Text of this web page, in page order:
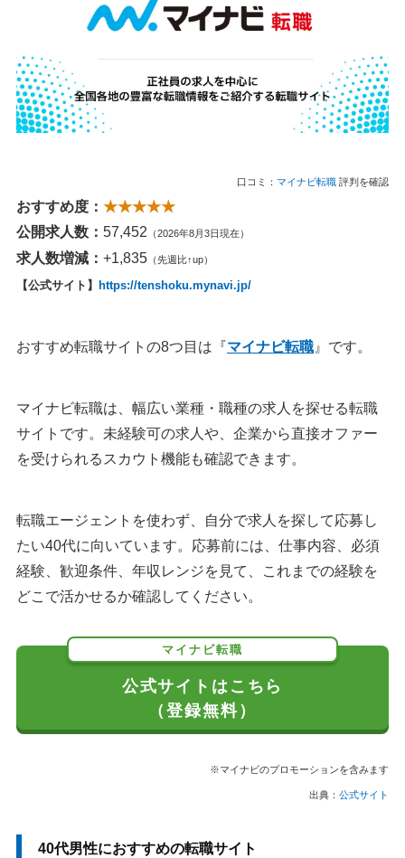
口コミ： マイナビ転職 評判を確認
おすすめ度： ★★★★★
公開求人数： 57,452 （2026年8月3日現在）
求人数増減： +1,835 （先週比↑up）
【公式サイト】 https://tenshoku.mynavi.jp/
おすすめ転職サイトの8つ目は『マイナビ転職 』です。
マイナビ転職は、幅広い業種・職種の求人を探せる転職
サイトです。未経験可の求人や、企業から直接オファー
を受けられるスカウト機能も確認できます。
転職エージェントを使わず、自分で求人を探して応募し
たい40代に向いています。応募前には、仕事内容、必須
経験、歓迎条件、年収レンジを見て、これまでの経験を
どこで活かせるか確認してください。
マイナビ転職
公式サイトはこちら
（登録無料）
※マイナビのプロモーションを含みます
出典： 公式サイト
40代男性におすすめの転職サイト